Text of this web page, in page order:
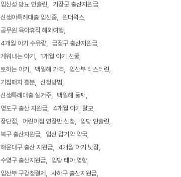
임신성 당뇨 인슐린
기장군 출산지원금
신생아특례대출 임신중
원더윅스
공무원 육아휴직 해외여행
4개월 아기 수유량
금정구 출산지원금
게워내는 아기
1개월 아기 선물
토하는 아기
백일해 가격
임산부 리스테린
기침패치 흥분
신청방법
신생특례대출 실거주
백일해 둘째
영도구 출산 지원금
4개월 아기 탈모
장단점
어린이집 연장반 신청
임당 인슐린
북구 출산지원금
임신 감기약 약국
해운대구 출산 지원금
4개월 아기 낫잠
수영구 출산지원금
임당 태아 영향
임산부 구강청결제
사하구 출산지원금